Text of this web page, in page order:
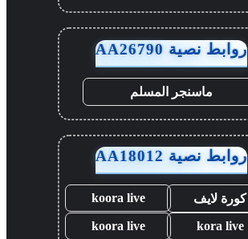
روابط نصية AA26790
ماسنجر المسلم
روابط نصية AA18012
كورة لايف koora live
kora live
koora live